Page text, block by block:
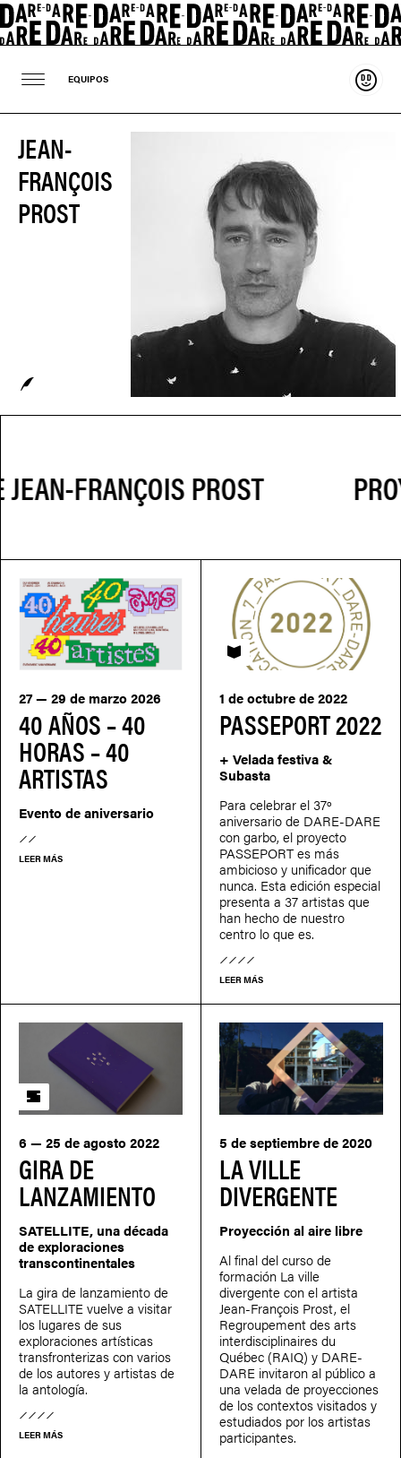
EQUIPOS
JEAN-
FRANÇOIS
PROST
40 AÑOS – 40
HORAS – 40
ARTISTAS
27 — 29 de marzo 2026
Evento de aniversario
LEER MÁS
PASSEPORT 2022
1 de octubre de 2022
PASSEPORT
+ Velada festiva &
Subasta
Para celebrar el 37º
aniversario de DARE-DARE
con garbo, el proyecto
PASSEPORT es más
ambicioso y unificador que
nunca. Esta edición especial
presenta a 37 artistas que
han hecho de nuestro
centro lo que es.
LEER MÁS
GIRA DE
LANZAMIENTO
6 — 25 de agosto 2022
SATELLITE
SATELLITE, una década
de exploraciones
transcontinentales
La gira de lanzamiento de
SATELLITE vuelve a visitar
los lugares de sus
exploraciones artísticas
transfronterizas con varios
de los autores y artistas de
la antología.
LEER MÁS
LA VILLE
DIVERGENTE
5 de septiembre de 2020
Proyección al aire libre
Al final del curso de
formación La ville
divergente con el artista
Jean-François Prost, el
Regroupement des arts
interdisciplinaires du
Québec (RAIQ) y DARE-
DARE invitaron al público a
una velada de proyecciones
de los contextos visitados y
estudiados por los artistas
participantes.